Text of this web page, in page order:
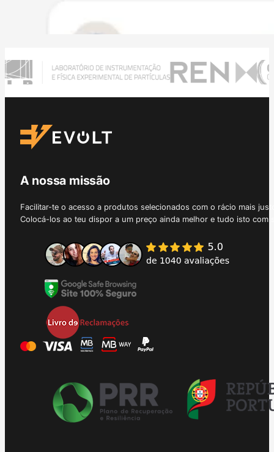
A nossa missão
Facilitar-te o acesso a produtos selecionados com o rácio mais
Colocá-los ao teu dispor a um preço ainda melhor e tudo isto